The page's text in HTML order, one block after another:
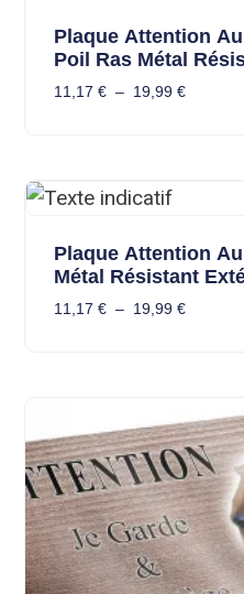
Plaque Attention
Poil Ras Métal
11,17 € – 19,99 €
Plaque Attention
Métal Résistant
11,17 € – 19,99 €